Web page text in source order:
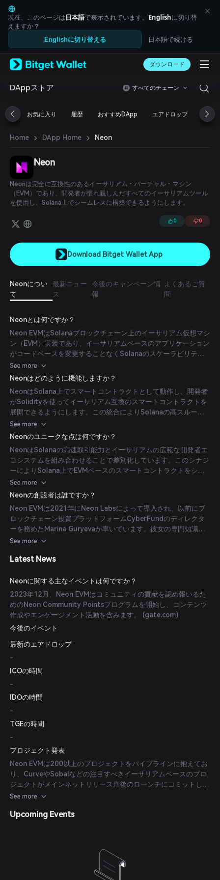
English
日本語
Tiếng Việt
Русский
Español (Latinoamérica)
Italiano
Deutsch
繁體中文
Português (Portugal)
ภาษาไทย
العربية
हिन्दी
Español
Português (Brasil)
Español (Argentina)
現在、このページは日本語で表示されています。 Englishに切り替
えますか？
Englishに切り替える 日本語で続ける
ダウンロード
DAppストア すべてのチェーン
お気に入り 履歴 おすすめDApp エアドロップ DeFi
Home › DApp Home › Neon
Neon
Neonは完全に互換性のあるイーサリアム・バーチャル・マシン
（EVM）であり、開発者が慣れ親しんだすべてのイーサリアムツール
を使用し、Solana上でシームレスに構築できるようにします。
0 0
Download Bitget Wallet App
Neonについ
て
最新ニュー
ス
今後のキャンペーン情
報
よくあるご質
問
Neonとは何ですか？
Neon EVMはSolanaブロックチェーン上のイーサリアム仮想マシ
ン（EVM）実装であり、イーサリアムベースのアプリケーション
がコードベースを変更することなくSolanaのスケーラビリティ
と流動性にアクセスできるようにします。 (
See more
Neonはどのように機能しますか？
NeonはSolana上でスマートコントラクトとして動作し、開発者
がSolidityを使ってイーサリアム互換のスマートコントラクトを
展開できるようにします。この統合によりSolanaの高スループ
ットと低取引手数料を活用し、効率的な分散型アプリケーション
（dApp）運用を促進します。 (
mpost.io
See more
Neonのユニークな点は何ですか？
NeonはSolanaの高速取引能力とイーサリアムの広範な開発者エ
コシステムを組み合わせることで差別化しています。このシナジ
ーによりSolana上でEVMベースのスマートコントラクトをシー
ムレスに展開でき、開発時間と労力を削減します。 (
See more
Neonの創設者は誰ですか？
Neon EVMは2021年にNeon Labsによって導入され、以前にブ
ロックチェーン投資プラットフォームCyberFundのディレクタ
ーを務めたMarina Guryevaが率いています。彼女の専門知識は
分散技術の進展に不可欠な役割を果たしています。 (
See more
Latest News
Neonに関する主なイベントは何ですか？
2023年12月、Neon EVMはコミュニティの貢献を認め報いるた
めのNeon Community Pointsプログラムを開始し、コンテンツ
作成やエンゲージメント活動を含みます。 (gate.com)
今後のイベント
最新のエアドロップ
-
ICOの時間
-
IDOの時間
-
TGEの時間
-
プロジェクト発表
Neon EVMは200以上のプロジェクトをパイプラインに抱えてお
り、CurveやSobalなどの注目すべきイーサリアムベースのプロ
ジェクトがメインネットリリース直後のローンチにコミットして
います。 (coingecko.com
See more
Upcoming Events